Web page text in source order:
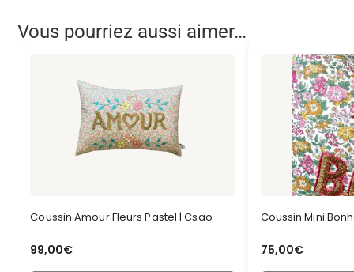
Vous pourriez aussi aimer…
Coussin Amour Fleurs Pastel | Csao
99,00€
Coussin Mini
75,00€